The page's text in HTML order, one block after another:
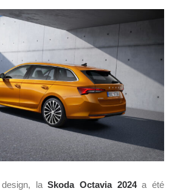
design, laSkoda Octavia 2024a été